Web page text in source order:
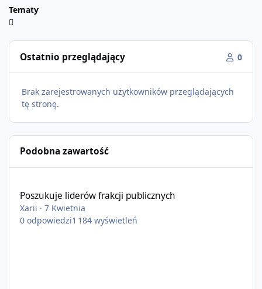
Tematy
Ostatnio przeglądający 0
Brak zarejestrowanych użytkowników przeglądających
tę stronę.
Podobna zawartość
Poszukuje liderów frakcji publicznych
Xarii ·7 Kwietnia
0 odpowiedzi1 184 wyświetleń